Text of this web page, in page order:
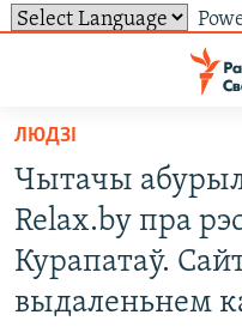
ўнівэрсальнага
доступу
Перайсьці
галоўнага
зьместу
Перайсьці
да
УСЕ НАВІНЫ
ТОЛЬКІ НА СВАБОДЗЕ
СУВЯЗЬ
ЛЮДЗІ
Чытачы
Relax.by пра
Курапатаў.
выдаленьнем